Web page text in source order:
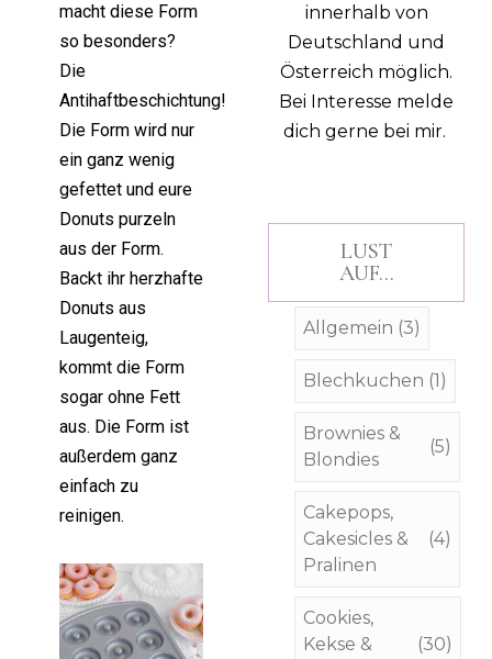
macht diese Form
so besonders?
Die
Antihaftbeschichtung!
Die Form wird nur
ein ganz wenig
gefettet und eure
Donuts purzeln
aus der Form.
Backt ihr herzhafte
Donuts aus
Laugenteig,
kommt die Form
sogar ohne Fett
aus. Die Form ist
außerdem ganz
einfach zu
reinigen.
innerhalb von
Deutschland und
Österreich möglich.
Bei Interesse melde
dich gerne bei mir.
LUST
AUF...
Allgemein (3)
Blechkuchen (1)
Brownies &
Blondies
(5)
Cakepops,
Cakesicles &
Pralinen
(4)
Cookies,
Kekse &
(30)